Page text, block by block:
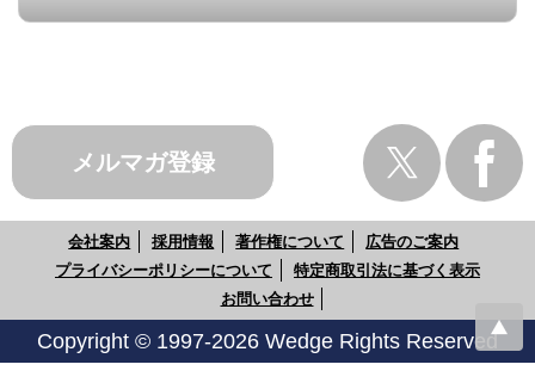
メルマガ登録
会社案内 採用情報 著作権について
広告のご案内
プライバシーポリシーについて
特定商取引法に基づく表示
お問い合わせ
Copyright © 1997-2026 Wedge Rights Reserved